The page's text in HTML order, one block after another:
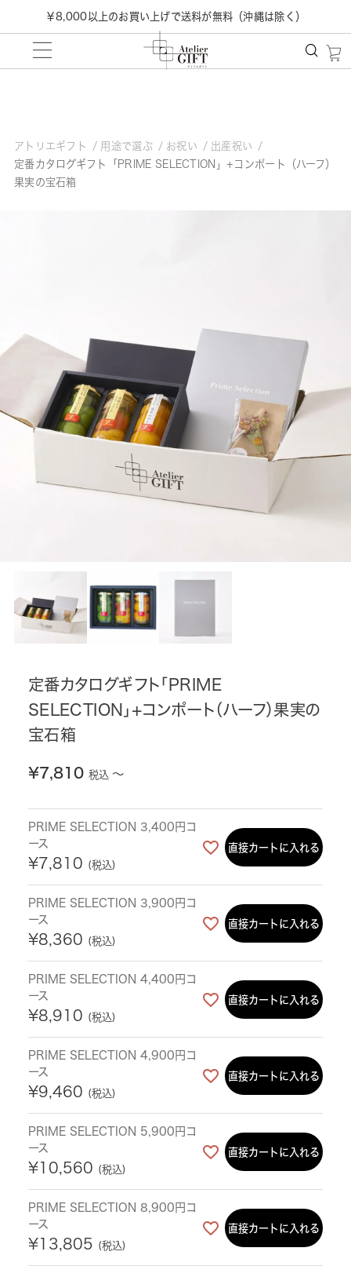
￥8,000以上のお買い上げで送料が無料（沖縄は除く）
アトリエギフト 用途で選ぶ お祝い
出産祝い
定番カタログギフト「PRIME SELECTION」+コンポート（ハーフ）
果実の宝石箱
定番カタログギフト「PRIME
SELECTION」+コンポート（ハーフ）果実の
宝石箱
¥7,810 税込 〜
PRIME SELECTION 3,400円コ
ース
¥7,810 税込
直接カートに入れる
PRIME SELECTION 3,900円コ
ース
¥8,360 税込
直接カートに入れる
PRIME SELECTION 4,400円コ
ース
¥8,910 税込
直接カートに入れる
PRIME SELECTION 4,900円コ
ース
¥9,460 税込
直接カートに入れる
PRIME SELECTION 5,900円コ
ース
¥10,560 税込
直接カートに入れる
PRIME SELECTION 8,900円コ
ース
¥13,805 税込
直接カートに入れる